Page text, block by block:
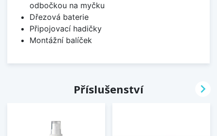
odbočkou na myčku
Dřezová baterie
Připojovací hadičky
Montážní balíček
Příslušenství 